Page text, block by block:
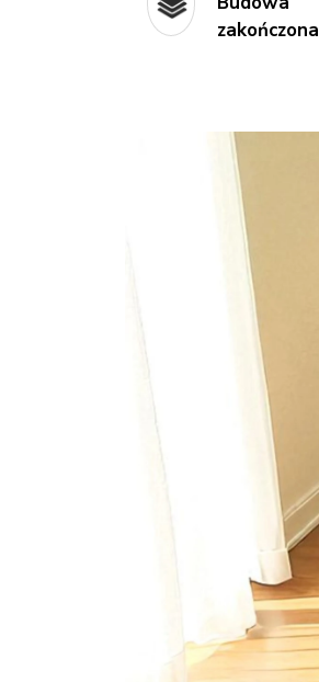
zakończona